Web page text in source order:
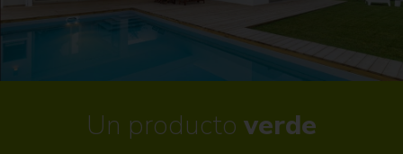
Un producto verde